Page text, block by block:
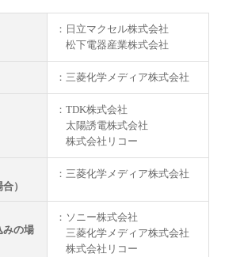
：日立マクセル株式会社
松下電器産業株式会社
：三菱化学メディア株式会社
：TDK株式会社
太陽誘電株式会社
株式会社リコー
）
：三菱化学メディア株式会社
の場
：ソニー株式会社
三菱化学メディア株式会社
株式会社リコー